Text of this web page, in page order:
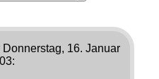
16. Januar